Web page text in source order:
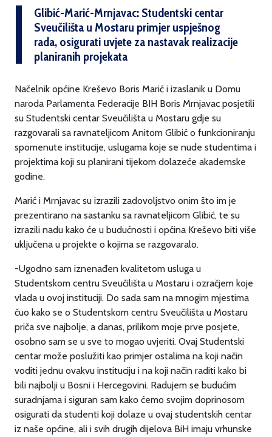
Glibić-Marić-Mrnjavac: Studentski centar
Sveučilišta u Mostaru primjer uspješnog
rada, osigurati uvjete za nastavak realizacije
planiranih projekata
Načelnik općine Kreševo Boris Marić i izaslanik u Domu
naroda Parlamenta Federacije BIH Boris Mrnjavac posjetili
su Studentski centar Sveučilišta u Mostaru gdje su
razgovarali sa ravnateljicom Anitom Glibić o funkcioniranju
spomenute institucije, uslugama koje se nude studentima i
projektima koji su planirani tijekom dolazeće akademske
godine.
Marić i Mrnjavac su izrazili zadovoljstvo onim što im je
prezentirano na sastanku sa ravnateljicom Glibić, te su
izrazili nadu kako će u budućnosti i općina Kreševo biti više
uključena u projekte o kojima se razgovaralo.
-Ugodno sam iznenađen kvalitetom usluga u
Studentskom centru Sveučilišta u Mostaru i ozračjem koje
vlada u ovoj instituciji. Do sada sam na mnogim mjestima
čuo kako se o Studentskom centru Sveučilišta u Mostaru
priča sve najbolje, a danas, prilikom moje prve posjete,
osobno sam se u sve to mogao uvjeriti. Ovaj Studentski
centar može poslužiti kao primjer ostalima na koji način
voditi jednu ovakvu instituciju i na koji način raditi kako bi
bili najbolji u Bosni i Hercegovini. Radujem se budućim
suradnjama i siguran sam kako ćemo svojim doprinosom
osigurati da studenti koji dolaze u ovaj studentskih centar
iz naše općine, ali i svih drugih dijelova BiH imaju vrhunske